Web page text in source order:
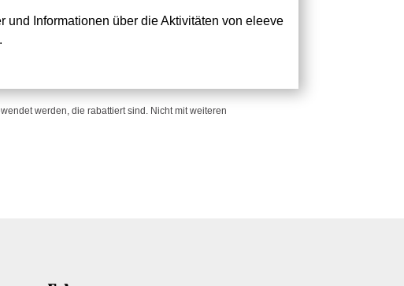
Informationen über die Aktivitäten von eleeve
werden, die rabattiert sind. Nicht mit weiteren